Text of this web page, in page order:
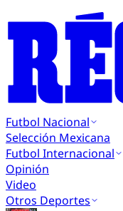
Futbol Nacional
Selección Mexicana
Futbol Internacional
Opinión
Video
Otros Deportes